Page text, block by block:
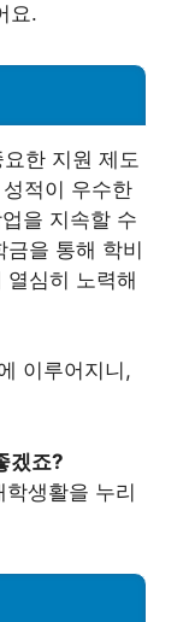
요.
한 지원 제도
적이 우수한
을 지속할 수
을 통해 학비
심히 노력해
이루어지니,
겠죠?
생활을 누리